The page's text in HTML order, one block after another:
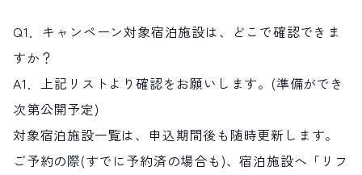
Q1．キャンペーン対象宿泊施設は、どこで確認できま
すか？
A1．上記リストより確認をお願いします。(準備ができ
次第公開予定)
対象宿泊施設一覧は、申込期間後も随時更新します。
ご予約の際(すでに予約済の場合も)、宿泊施設へ「リフ